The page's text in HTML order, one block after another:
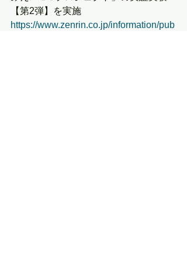
【第2弾】を実施
https://www.zenrin.co.jp/information/pub